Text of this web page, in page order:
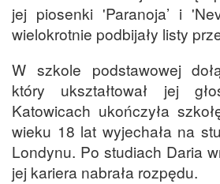
jej piosenki 'Paranoja’ i
wielokrotnie podbijały listy
W szkole podstawowej
który ukształtował jej
Katowicach ukończyła
wieku 18 lat wyjechała na
Londynu. Po studiach Daria
jej kariera nabrała rozpędu.